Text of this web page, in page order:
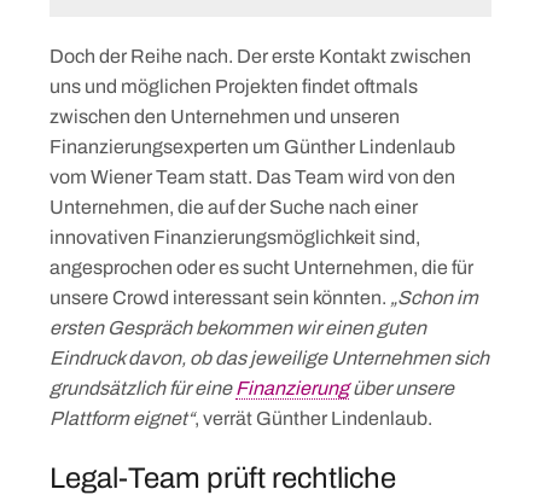
Doch der Reihe nach. Der erste Kontakt zwischen
uns und möglichen Projekten findet oftmals
zwischen den Unternehmen und unseren
Finanzierungsexperten um Günther Lindenlaub
vom Wiener Team statt. Das Team wird von den
Unternehmen, die auf der Suche nach einer
innovativen Finanzierungsmöglichkeit sind,
angesprochen oder es sucht Unternehmen, die für
unsere Crowd interessant sein könnten. „Schon im
ersten Gespräch bekommen wir einen guten
Eindruck davon, ob das jeweilige Unternehmen sich
grundsätzlich für eineFinanzierungüber unsere
Plattform eignet“, verrät Günther Lindenlaub.
Legal-Team prüft rechtliche